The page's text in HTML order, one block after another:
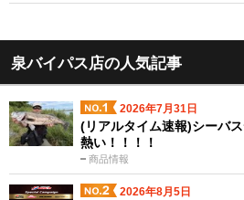
泉バイパス店の人気記事
2026年7月31日
商品情報
(リアルタイム速報)シーバ
熱い！！！！
2026年8月5日